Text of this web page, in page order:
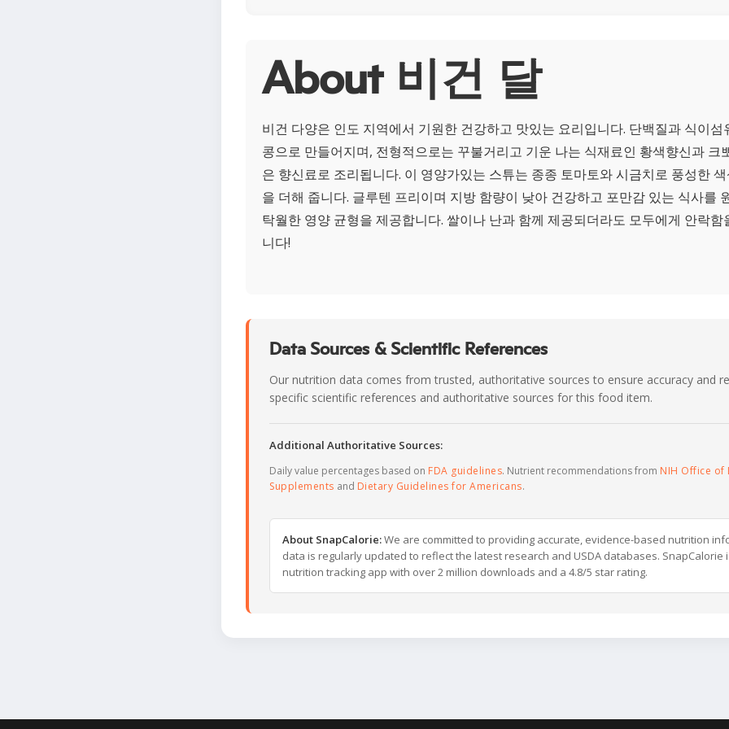
About 비건 달
비건 다양은 인도 지역에서 기원한 건강하고 맛있는 요리입니다. 단백질과 식이섬
콩으로 만들어지며, 전형적으로는 꾸불거리고 기운 나는 식재료인 황색향신과 크
은 향신료로 조리됩니다. 이 영양가있는 스튜는 종종 토마토와 시금치로 풍성한
을 더해 줍니다. 글루텐 프리이며 지방 함량이 낮아 건강하고 포만감 있는 식사를
탁월한 영양 균형을 제공합니다. 쌀이나 난과 함께 제공되더라도 모두에게 안락함
니다!
Data Sources & Scientific References
Our nutrition data comes from trusted, authoritative sources to ensure accuracy and
specific scientific references and authoritative sources for this food item.
Additional Authoritative Sources:
Daily value percentages based on FDA guidelines. Nutrient recommendations from NIH Office of
Supplements and Dietary Guidelines for Americans.
About SnapCalorie:We are committed to providing accurate, evidence-based nutrition
data is regularly updated to reflect the latest research and USDA databases. SnapCalorie
nutrition tracking app with over 2 million downloads and a 4.8/5 star rating.